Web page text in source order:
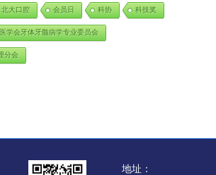
北大口腔 会员日 科协 科技奖
学会牙体牙髓病学专业委员会
分会
地址：